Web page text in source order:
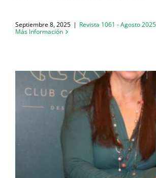
Septiembre 8, 2025 | Revista 1061 - Agosto 2025
Más Información